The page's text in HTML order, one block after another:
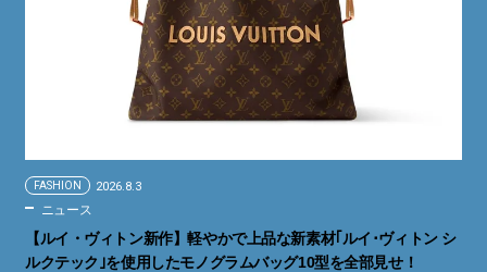
FASHION 2026.8.3
ニュース
【ルイ・ヴィトン新作】軽やかで上品な新素材｢ルイ･ヴィトン シ
ルクテック｣を使用したモノグラムバッグ10型を全部見せ！